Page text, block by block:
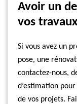
Avoir un
vos
Si vous avez un
pose, une
contactez-nous,
d’estimation
de vos projets.